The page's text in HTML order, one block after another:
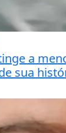
a
sua